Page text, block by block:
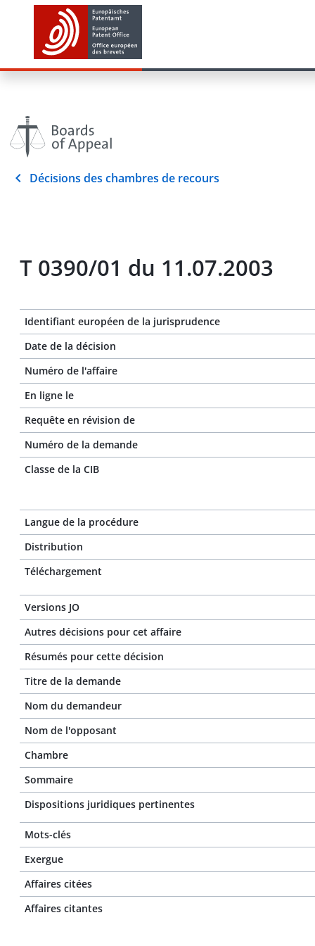
Décisions des chambres de recours
T 0390/01 du 11.07.2003
Identifiant européen de la jurisprudence
Date de la décision
Numéro de l'affaire
En ligne le
Requête en révision de
Numéro de la demande
Classe de la CIB
Langue de la procédure
Distribution
Téléchargement
Versions JO
Autres décisions pour cet affaire
Résumés pour cette décision
Titre de la demande
Nom du demandeur
Nom de l'opposant
Chambre
Sommaire
Dispositions juridiques pertinentes
Mots-clés
Exergue
Affaires citées
Affaires citantes